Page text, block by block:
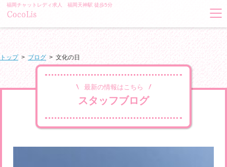
福岡チャットレディ求人 福岡天神駅 徒歩5分
トップ> ブログ > 文化の日
最新の情報はこちら
スタッフブログ